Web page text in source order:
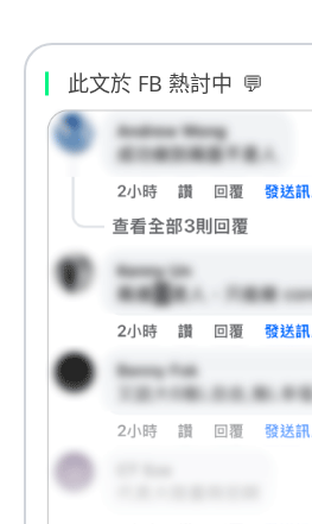
此文於 FB 熱討中 💬